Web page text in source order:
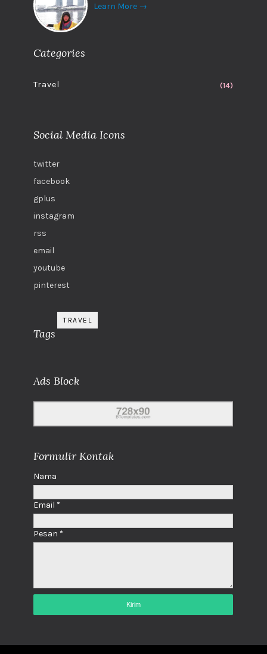
Learn More →
Categories
Travel (14)
Social Media Icons
twitter
facebook
gplus
instagram
rss
email
youtube
pinterest
Tags
TRAVEL
Ads Block
Formulir Kontak
Nama
Email *
Pesan *